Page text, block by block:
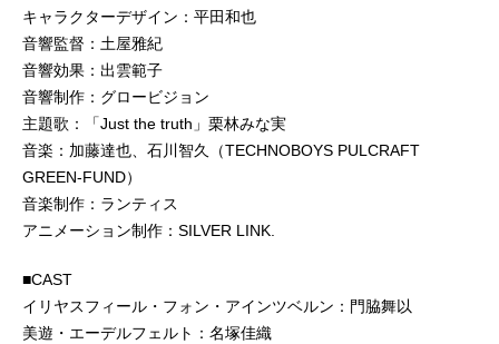
キャラクターデザイン：平田和也
音響監督：土屋雅紀
音響効果：出雲範子
音響制作：グロービジョン
主題歌：「Just the truth」栗林みな実
音楽：加藤達也、石川智久（TECHNOBOYS PULCRAFT
GREEN-FUND）
音楽制作：ランティス
アニメーション制作：SILVER LINK.
■CAST
イリヤスフィール・フォン・アインツベルン：門脇舞以
美遊・エーデルフェルト：名塚佳織